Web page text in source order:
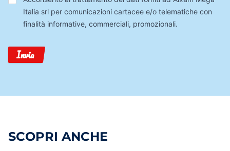
Dati
Italia srl per comunicazioni cartacee e/o telematiche con
finalità informative, commerciali, promozionali.
Invia
SCOPRI ANCHE